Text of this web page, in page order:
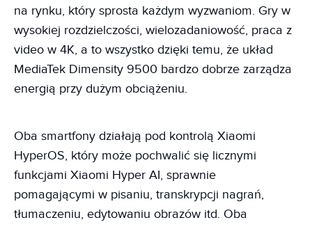
na rynku, który sprosta każdym wyzwaniom. Gry w
wysokiej rozdzielczości, wielozadaniowość, praca z
video w 4K, a to wszystko dzięki temu, że układ
MediaTek Dimensity 9500 bardzo dobrze zarządza
energią przy dużym obciążeniu.
Oba smartfony działają pod kontrolą Xiaomi
HyperOS, który może pochwalić się licznymi
funkcjami Xiaomi Hyper AI, sprawnie
pomagającymi w pisaniu, transkrypcji nagrań,
tłumaczeniu, edytowaniu obrazów itd. Oba